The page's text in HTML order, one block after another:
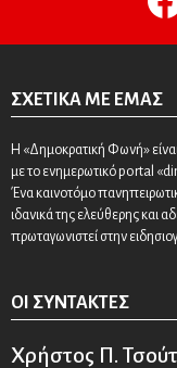
ΣΧΕΤΙΚΆ ΜΕ ΕΜΆΣ
Η «Δημοκρατική Φωνή»
με το ενημερωτικό portal
Ένα καινοτόμο
ιδανικά της ελεύθερης και
πρωταγωνιστεί στην
ΟΙ ΣΥΝΤΆΚΤΕΣ
Χρήστος Π.